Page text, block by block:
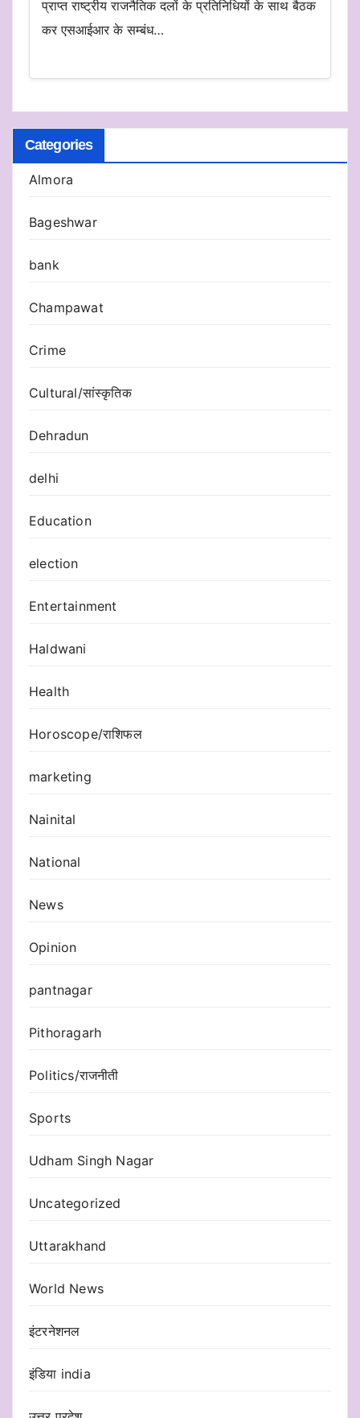
प्राप्त राष्ट्रीय राजनैतिक दलों के प्रतिनिधियों के साथ बैठक
कर एसआईआर के सम्बंध…
Categories
Almora
Bageshwar
bank
Champawat
Crime
Cultural/सांस्कृतिक
Dehradun
delhi
Education
election
Entertainment
Haldwani
Health
Horoscope/राशिफल
marketing
Nainital
National
News
Opinion
pantnagar
Pithoragarh
Politics/राजनीती
Sports
Udham Singh Nagar
Uncategorized
Uttarakhand
World News
इंटरनेशनल
इंडिया india